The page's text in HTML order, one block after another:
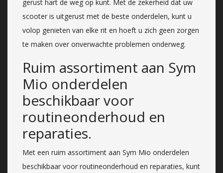
gerust hart de weg op kunt. Met de zekerheid dat uw
scooter is uitgerust met de beste onderdelen, kunt u
volop genieten van elke rit en hoeft u zich geen zorgen
te maken over onverwachte problemen onderweg.
Ruim assortiment aan Sym
Mio onderdelen
beschikbaar voor
routineonderhoud en
reparaties.
Met een ruim assortiment aan Sym Mio onderdelen
beschikbaar voor routineonderhoud en reparaties, kunt